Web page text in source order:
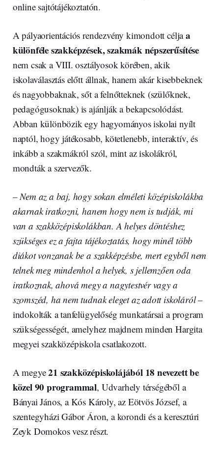
online sajtótájékoztatón.
A pályaorientációs rendezvény kimondott céljaa
különféle szakképzések, szakmák népszerűsítése
nem csak a VIII. osztályosok körében, akik
iskolaválasztás előtt állnak, hanem akár kisebbeknek
és nagyobbaknak, sőt a felnőtteknek (szülőknek,
pedagógusoknak) is ajánlják a bekapcsolódást.
Abban különbözik egy hagyományos iskolai nyílt
naptól, hogy játékosabb, kötetlenebb, interaktív, és
inkább a szakmákról szól, mint az iskolákról,
mondták a szervezők.
–Nem az a baj, hogy sokan elméleti középiskolákba
akarnak iratkozni, hanem hogy nem is tudják, mi
van a szakközépiskolákban. A helyes döntéshez
szükséges ez a fajta tájékoztatás, hogy minél több
diákot vonzanak be a szakképzésbe, mert egyből nem
telnek meg mindenhol a helyek, s jellemzően oda
iratkoznak, ahová megy a nagytestvér vagy a
szomszéd, ha nem tudnak eleget az adott iskoláról–
indokolták a tanfelügyelőség munkatársai a program
szükségességét, amelyhez majdnem minden Hargita
megyei szakközépiskola csatlakozott.
A megye21 szakközépiskolájából 18 nevezett be
közel 90 programmal, Udvarhely térségéből a
Bányai János, a Kós Károly, az Eötvös József, a
szentegyházi Gábor Áron, a korondi és a keresztúri
Zeyk Domokos vesz részt.